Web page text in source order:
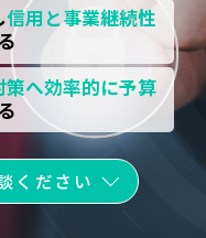
信用と事業継続性
策へ効率的に予算
ください